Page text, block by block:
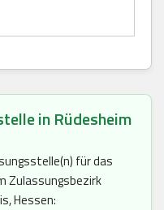
in Rüdesheim
für das
Zulassungsbezirk
Hessen: